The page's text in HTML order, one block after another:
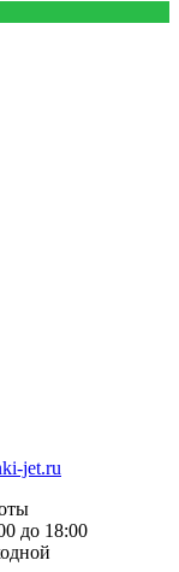
jet.ru
до 18:00